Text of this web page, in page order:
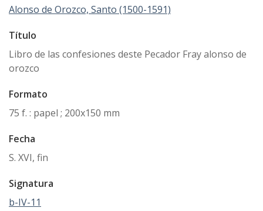
Alonso de Orozco, Santo (1500-1591)
Título
Libro de las confesiones deste Pecador Fray alonso de
orozco
Formato
75 f. : papel ; 200x150 mm
Fecha
S. XVI, fin
Signatura
b-IV-11